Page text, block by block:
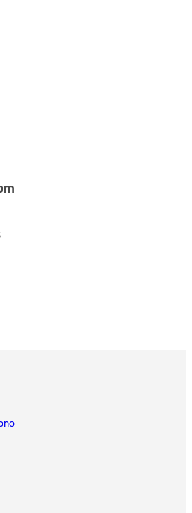
Hearing
di Start Hearing, Amber
un decennio di esperienza nei
delle assicurazioni sanitarie,
principio guida di fornire cure
Knettel lavora con team di
più innovative, dedicandosi ad
sanitaria possibile nel